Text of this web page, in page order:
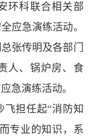
环科联合相关部
应急演练活动。
张传明及各部门
人、锅炉房、食
急演练活动。
飞担任起“消防知
专业的知识，系